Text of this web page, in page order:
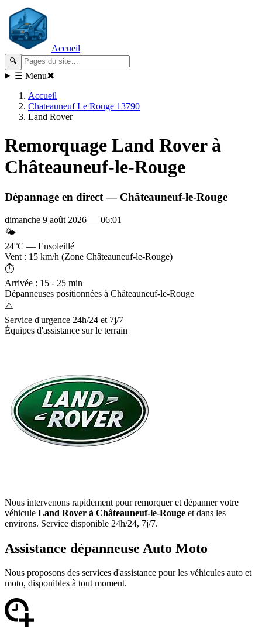
Accueil
🔍
☰ Menu✖
Accueil
Chateauneuf Le Rouge 13790
Land Rover
Remorquage Land Rover à
Châteauneuf-le-Rouge
Dépannage en direct — Châteauneuf-le-Rouge
dimanche 9 août 2026 — 06:01
🌤️
24°C — Ensoleillé
Vent : 15 km/h (Zone Châteauneuf-le-Rouge)
⏱️
Arrivée : 15 - 25 min
Dépanneuses positionnées à Châteauneuf-le-Rouge
⚠️
Service d'urgence 24h/24 et 7j/7
Équipes d'assistance sur le terrain
Nous intervenons rapidement pour remorquer et dépanner votre
véhicule Land Rover à Châteauneuf-le-Rouge et dans les
environs. Service disponible 24h/24, 7j/7.
Assistance dépanneuse Auto Moto
Nous proposons des services d'assistance pour les véhicules auto et
moto, disponibles à tout moment.